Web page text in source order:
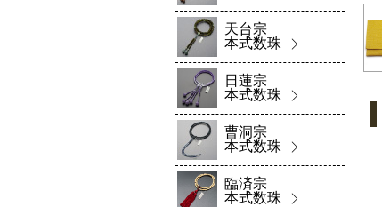
天台宗
本式数珠
日蓮宗
本式数珠
曹洞宗
本式数珠
臨済宗
本式数珠